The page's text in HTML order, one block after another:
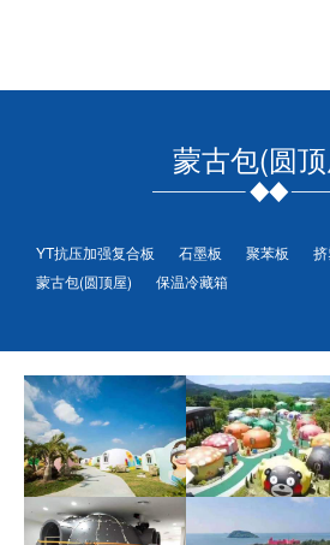
蒙古包(圆
YT抗压加强复合板 石墨板 聚苯板
蒙古包(圆顶屋)
保温冷藏箱
蒙古包(圆顶屋) 蒙古包(圆顶屋)
蒙古包(圆顶屋) 蒙古包(圆顶屋)